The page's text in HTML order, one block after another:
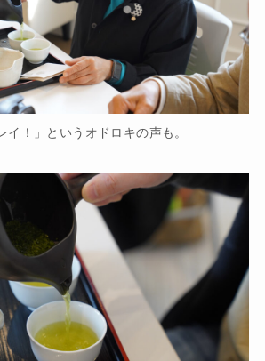
イ！」というオドロキの声も。